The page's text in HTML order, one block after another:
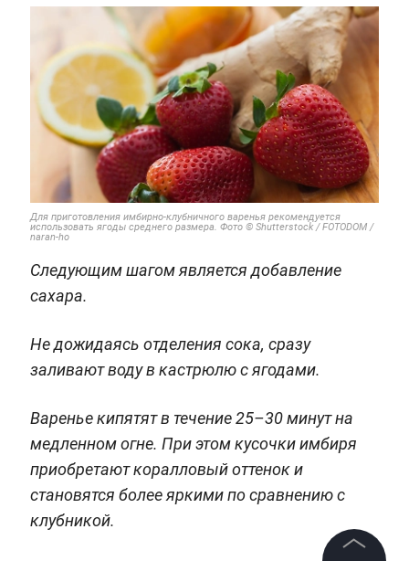
Для приготовления имбирно-клубничного варенья рекомендуется
использовать ягоды среднего размера. Фото © Shutterstock / FOTODOM /
naran-ho
Следующим шагом является добавление
сахара.
Не дожидаясь отделения сока, сразу
заливают воду в кастрюлю с ягодами.
Варенье кипятят в течение 25–30 минут на
медленном огне. При этом кусочки имбиря
приобретают коралловый оттенок и
становятся более яркими по сравнению с
клубникой.